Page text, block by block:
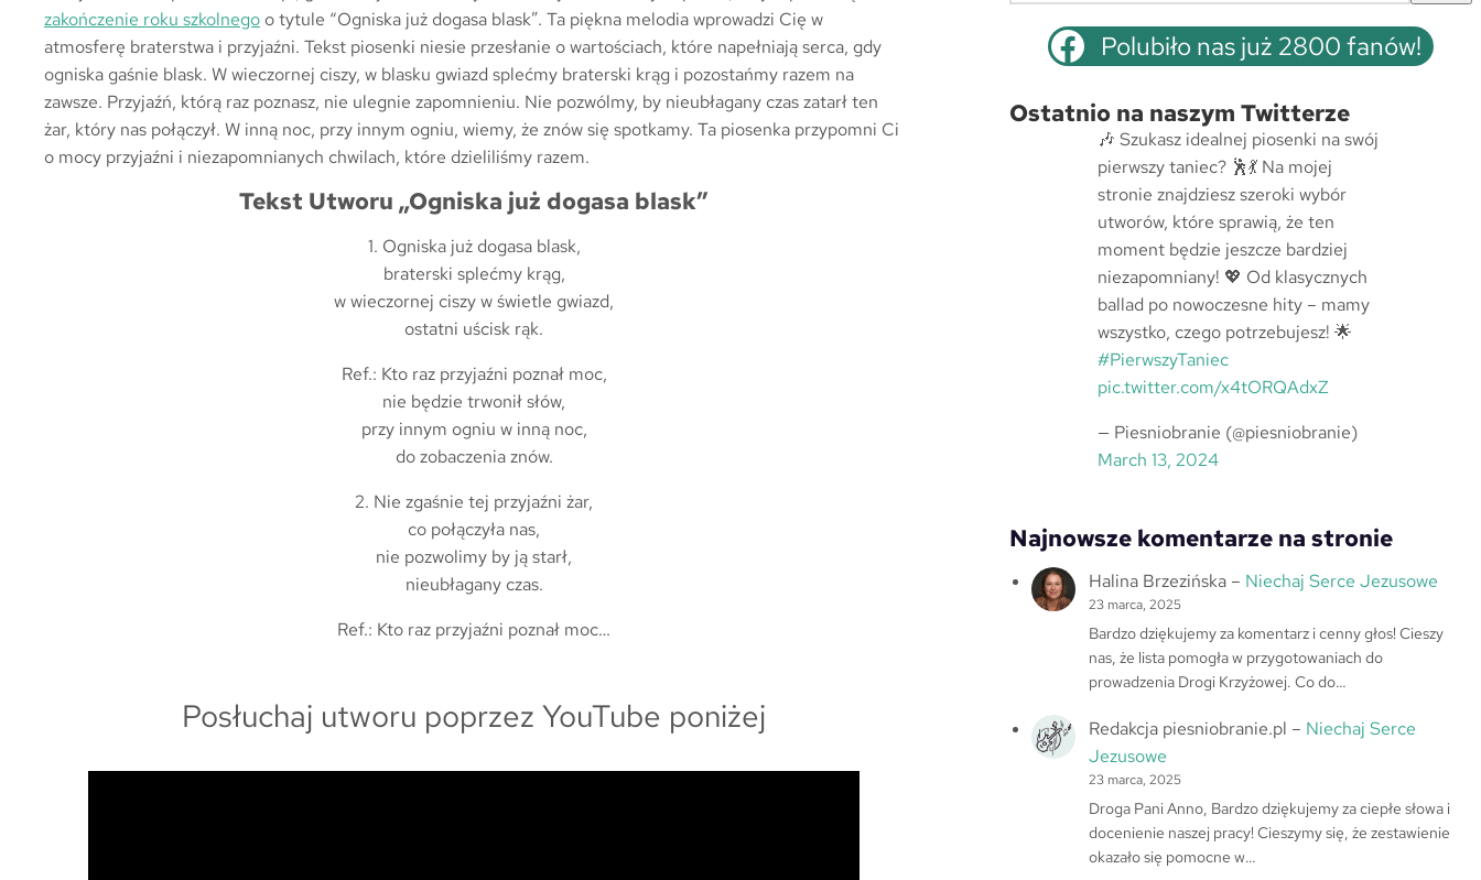
zakończenie roku szkolnego o tytule “Ogniska już dogasa blask”. Ta piękna melodia wprowadzi Cię w
atmosferę braterstwa i przyjaźni. Tekst piosenki niesie przesłanie o wartościach, które napełniają serca, gdy
ogniska gaśnie blask. W wieczornej ciszy, w blasku gwiazd splećmy braterski krąg i pozostańmy razem na
zawsze. Przyjaźń, którą raz poznasz, nie ulegnie zapomnieniu. Nie pozwólmy, by nieubłagany czas zatarł ten
żar, który nas połączył. W inną noc, przy innym ogniu, wiemy, że znów się spotkamy. Ta piosenka przypomni Ci
o mocy przyjaźni i niezapomnianych chwilach, które dzieliliśmy razem.
Tekst Utworu „Ogniska już dogasa blask”
1. Ogniska już dogasa blask,
braterski splećmy krąg,
w wieczornej ciszy w świetle gwiazd,
ostatni uścisk rąk.
Ref.: Kto raz przyjaźni poznał moc,
nie będzie trwonił słów,
przy innym ogniu w inną noc,
do zobaczenia znów.
2. Nie zgaśnie tej przyjaźni żar,
co połączyła nas,
nie pozwolimy by ją starł,
nieubłagany czas.
Ref.: Kto raz przyjaźni poznał moc…
Posłuchaj utworu poprzez YouTube poniżej
j
Polubiło nas już 2800 fanów!
Ostatnio na naszym Twitterze
🎶 Szukasz idealnej piosenki na swój
pierwszy taniec? 🕺💃 Na mojej
stronie znajdziesz szeroki wybór
utworów, które sprawią, że ten
moment będzie jeszcze bardziej
niezapomniany! 💖 Od klasycznych
ballad po nowoczesne hity – mamy
wszystko, czego potrzebujesz! 🌟
#PierwszyTaniec
pic.twitter.com/x4tORQAdxZ
— Piesniobranie (@piesniobranie)
March 13, 2024
Najnowsze komentarze na stronie
Halina Brzezińska – Niechaj Serce Jezusowe
23 marca, 2025
Bardzo dziękujemy za komentarz i cenny głos! Cieszy
nas, że lista pomogła w przygotowaniach do
prowadzenia Drogi Krzyżowej. Co do…
Redakcja piesniobranie.pl – Niechaj Serce
Jezusowe
23 marca, 2025
Droga Pani Anno, Bardzo dziękujemy za ciepłe słowa i
docenienie naszej pracy! Cieszymy się, że zestawienie
okazało się pomocne w…